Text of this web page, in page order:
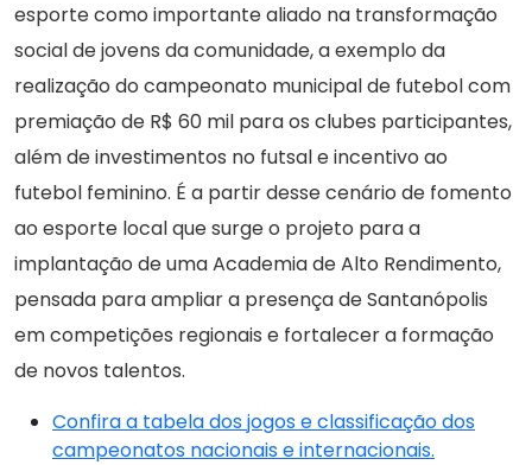
esporte como importante aliado na transformação
social de jovens da comunidade, a exemplo da
realização do campeonato municipal de futebol com
premiação de R$ 60 mil para os clubes participantes,
além de investimentos no futsal e incentivo ao
futebol feminino. É a partir desse cenário de fomento
ao esporte local que surge o projeto para a
implantação de uma Academia de Alto Rendimento,
pensada para ampliar a presença de Santanópolis
em competições regionais e fortalecer a formação
de novos talentos.
Confira a tabela dos jogos e classificação dos
campeonatos nacionais e internacionais.